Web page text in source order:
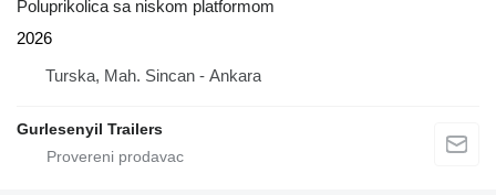
Poluprikolica sa niskom platformom
2026
Turska, Mah. Sincan - Ankara
Gurlesenyil Trailers